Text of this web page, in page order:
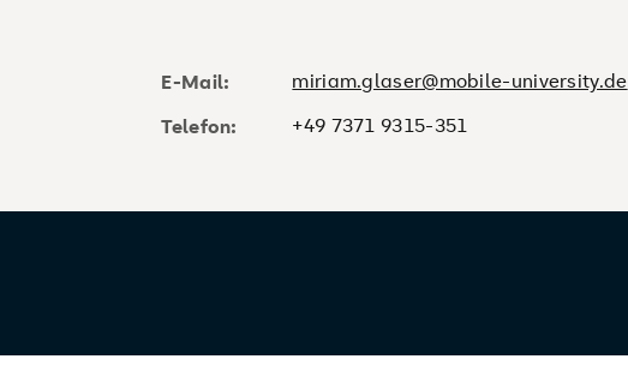
E-Mail:
miriam.glaser@mobile-university.de
Telefon:
+49 7371 9315-351